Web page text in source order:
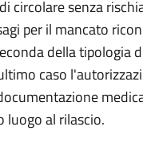
circolare senza
per il mancato
della tipologia
caso
luogo al rilascio.